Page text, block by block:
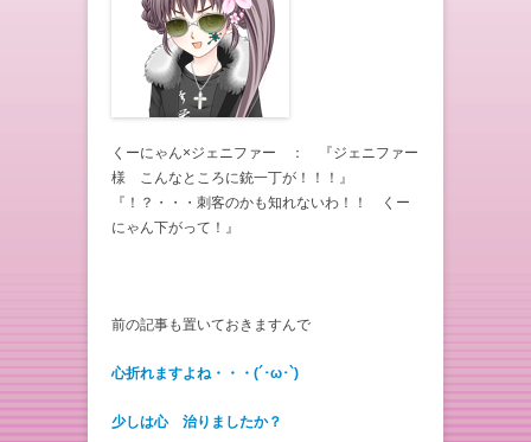
くーにゃん×ジェニファー ： 『ジェニファー
様 こんなところに銃一丁が！！！』
『！？・・・刺客のかも知れないわ！！ くー
にゃん下がって！』
前の記事も置いておきますんで
心折れますよね・・・(´･ω･`)
少しは心 治りましたか？